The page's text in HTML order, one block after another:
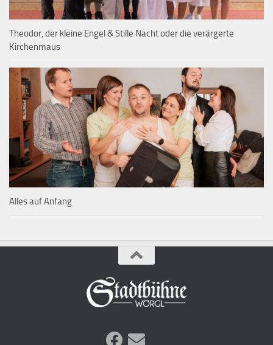
Theodor, der kleine Engel & Stille Nacht oder die verärgerte
Kirchenmaus
Alles auf Anfang